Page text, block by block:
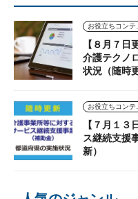
【８月７
介護テクノ
状況（随時
【７月１
ス継続支援
新）